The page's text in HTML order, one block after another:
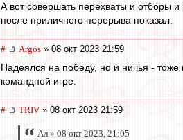
А вот совершать перехваты и отборы
после приличного перерыва показал.
# Argos » 08 окт 2023 21:59
Надеялся на победу, но и ничья -
командной игре.
# TRIV » 08 окт 2023 21:59
Ал » 08 окт 2023, 21:05